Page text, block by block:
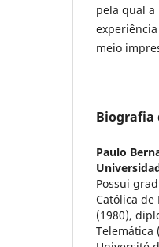
pela qual
meio
Biografia
Paulo
Possui
Católica de
(1980),
Telemática